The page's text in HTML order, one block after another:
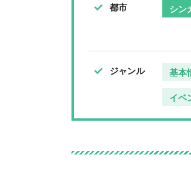
都市 シン
ジャンル 基本
イベ